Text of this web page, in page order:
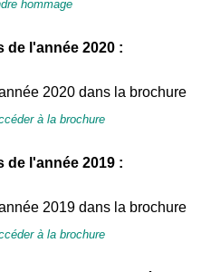
hommage
de l'année 2020 :
2020 dans la brochure
à la brochure
de l'année 2019 :
2019 dans la brochure
à la brochure